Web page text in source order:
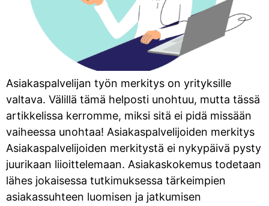
Asiakaspalvelijan työn merkitys on yrityksille
valtava. Välillä tämä helposti unohtuu, mutta tässä
artikkelissa kerromme, miksi sitä ei pidä missään
vaiheessa unohtaa! Asiakaspalvelijoiden merkitys
Asiakaspalvelijoiden merkitystä ei nykypäivä pysty
juurikaan liioittelemaan. Asiakaskokemus todetaan
lähes jokaisessa tutkimuksessa tärkeimpien
asiakassuhteen luomisen ja jatkumisen